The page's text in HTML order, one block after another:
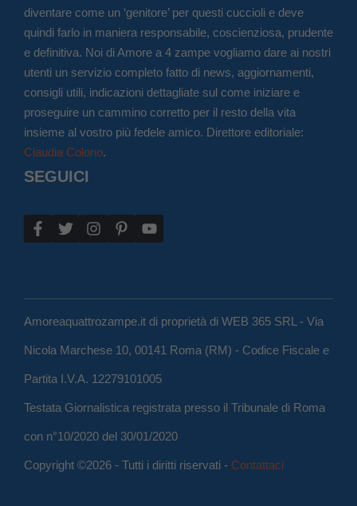
diventare come un ‘genitore’ per questi cuccioli e deve
quindi farlo in maniera responsabile, coscienziosa, prudente
e definitiva. Noi di Amore a 4 zampe vogliamo dare ai nostri
utenti un servizio completo fatto di news, aggiornamenti,
consigli utili, indicazioni dettagliate sul come iniziare e
proseguire un cammino corretto per il resto della vita
insieme al vostro più fedele amico. Direttore editoriale:
Claudia Colono.
SEGUICI
Amoreaquattrozampe.it di proprietà di WEB 365 SRL - Via
Nicola Marchese 10, 00141 Roma (RM) - Codice Fiscale e
Partita I.V.A. 12279101005
Testata Giornalistica registrata presso il Tribunale di Roma
con n°10/2020 del 30/01/2020
Copyright ©2026 - Tutti i diritti riservati - Contattaci